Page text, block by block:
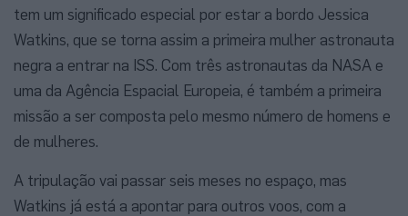
tem um significado especial por estar a bordo Jessica
Watkins, que se torna assim a primeira mulher astronauta
negra a entrar na ISS. Com três astronautas da NASA e
uma da Agência Espacial Europeia, é também a primeira
missão a ser composta pelo mesmo número de homens e
de mulheres.
A tripulação vai passar seis meses no espaço, mas
Watkins já está a apontar para outros voos, com a